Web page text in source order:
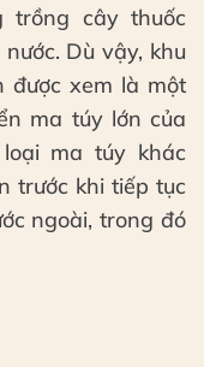
trồng cây thuốc
Dù vậy, khu
được xem là một
ma túy lớn của
ma túy khác
trước khi tiếp tục
ngoài, trong đó